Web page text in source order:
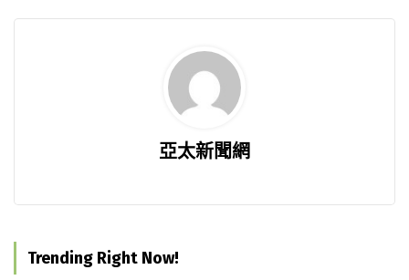
亞太新聞網
Trending Right Now!